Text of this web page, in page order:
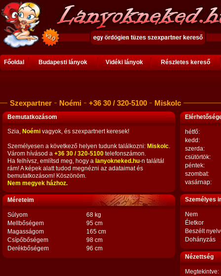
Főoldal Budapesti lányok Vidéki lányok Részletes kereső
Szexpartner Noémi +36 30 / 320-5100 Miskolc
Bemutatkozásom
Szia, Noémi vagyok, és szexpartnert keresek!
Személyesen a következő helyen tudunk találkozni: Miskolc.
Várom hívásod a +36 30 / 320-5100 telefonszámon.
Ha felhívsz, említsd meg, hogy a lanyokneked.hu-n találtál
rám! A képek alatt tudod megnézni az adataimat és
bemutatkozásom! Köszönöm.
Nem megyek házhoz.
Méreteim
Súlyom
68 kg
Mellbőségem
95 cm
Magasságom
165 cm
Csípőbőségem
98 cm
Derékbőségem
96 cm
hétfő:
kedd:
szerda:
csütörtök:
péntek:
szombat:
vasárnap:
Személyes
Nem
Életkor
Beszélt
Dohányzás
Nézettség
Megtekintve: